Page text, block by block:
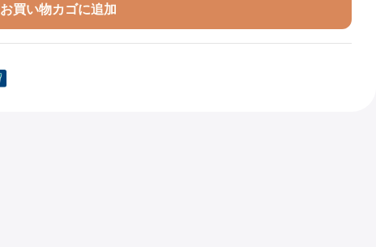
お買い物カゴに追加